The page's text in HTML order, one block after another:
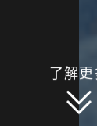
了解更